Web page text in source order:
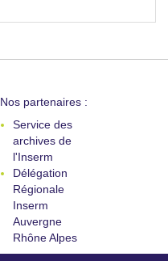
Nos partenaires :
Service des
archives de
l'Inserm
Délégation
Régionale
Inserm
Auvergne
Rhône Alpes